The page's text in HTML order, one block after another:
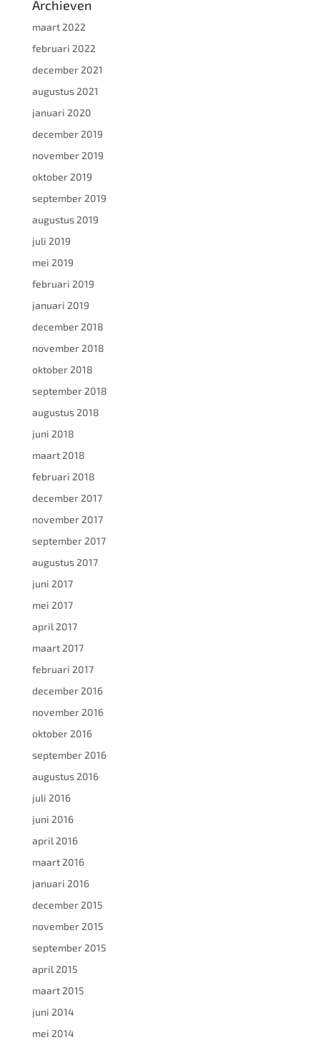
Archieven
maart 2022
februari 2022
december 2021
augustus 2021
januari 2020
december 2019
november 2019
oktober 2019
september 2019
augustus 2019
juli 2019
mei 2019
februari 2019
januari 2019
december 2018
november 2018
oktober 2018
september 2018
augustus 2018
juni 2018
maart 2018
februari 2018
december 2017
november 2017
september 2017
augustus 2017
juni 2017
mei 2017
april 2017
maart 2017
februari 2017
december 2016
november 2016
oktober 2016
september 2016
augustus 2016
juli 2016
juni 2016
april 2016
maart 2016
januari 2016
december 2015
november 2015
september 2015
april 2015
maart 2015
juni 2014
mei 2014